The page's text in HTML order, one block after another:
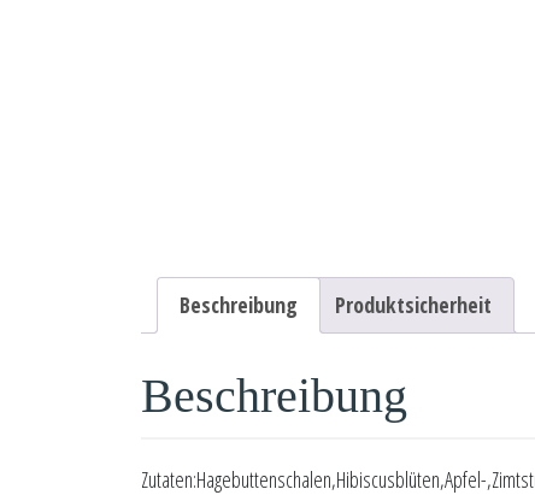
Beschreibung Produktsicherheit
Beschreibung
Zutaten:Hagebuttenschalen,Hibiscusblüten,Apfel-